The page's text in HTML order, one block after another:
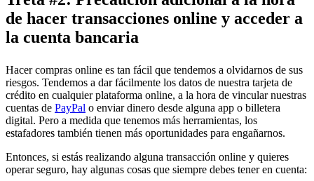
de hacer transacciones online y acceder a
la cuenta bancaria
Hacer compras online es tan fácil que tendemos a olvidarnos de sus
riesgos. Tendemos a dar fácilmente los datos de nuestra tarjeta de
crédito en cualquier plataforma online, a la hora de vincular nuestras
cuentas de PayPal o enviar dinero desde alguna app o billetera
digital. Pero a medida que tenemos más herramientas, los
estafadores también tienen más oportunidades para engañarnos.
Entonces, si estás realizando alguna transacción online y quieres
operar seguro, hay algunas cosas que siempre debes tener en cuenta: